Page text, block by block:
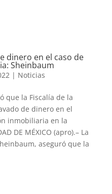
dinero en el caso de
Sheinbaum
| Noticias
que la Fiscalía de la
de dinero en el
inmobiliaria en la
DE MÉXICO (apro).– La
aseguró que la